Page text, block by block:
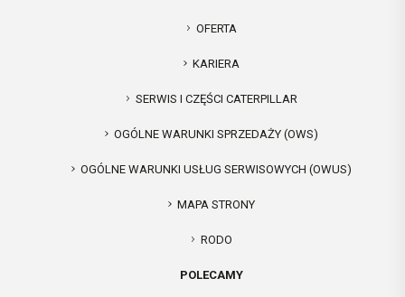
OFERTA
KARIERA
SERWIS I CZĘŚCI CATERPILLAR
OGÓLNE WARUNKI SPRZEDAŻY (OWS)
OGÓLNE WARUNKI USŁUG SERWISOWYCH (OWUS)
MAPA STRONY
RODO
POLECAMY